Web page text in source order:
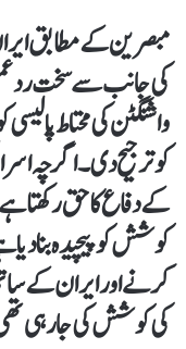
مبصرین کے مطابق
کی جانب سے سخت ردعمل
واشنگٹن کی محتاط
کو ترجیح دی۔ اگرچہ
کے دفاع کا حق رکھتا
کوشش کو پیچیدہ بنا
کرنے اور ایران کے
کی کوشش کی جا رہی